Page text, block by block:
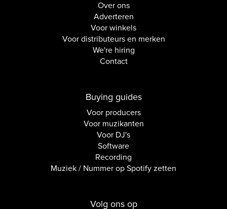
Over ons
Adverteren
Voor winkels
Voor distributeurs en merken
We're hiring
Contact
Buying guides
Voor producers
Voor muzikanten
Voor DJ's
Software
Recording
Muziek / Nummer op Spotify zetten
Volg ons op